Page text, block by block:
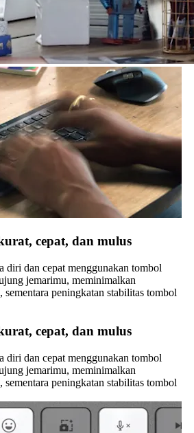
cepat, dan mulus
diri dan cepat menggunakan tombol
jemarimu, meminimalkan
peningkatan stabilitas tombol
cepat, dan mulus
diri dan cepat menggunakan tombol
jemarimu, meminimalkan
peningkatan stabilitas tombol